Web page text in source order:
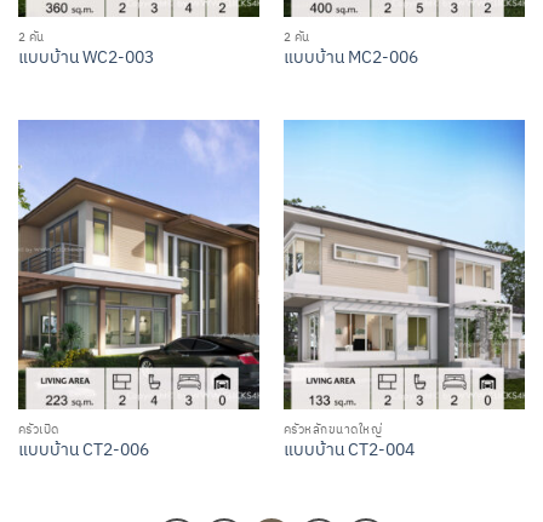
2 คัน
แบบบ้าน WC2-003
2 คัน
แบบบ้าน MC2-006
ครัวเปิด
แบบบ้าน CT2-006
ครัวหลักขนาดใหญ่
แบบบ้าน CT2-004